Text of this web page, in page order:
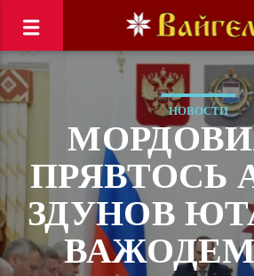
НОВОСТИ
ПРЯВТОСЬ
ЗДУНОВ